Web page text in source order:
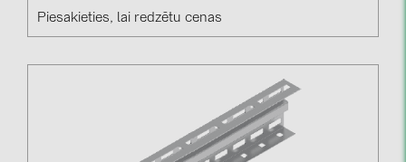
Piesakieties, lai redzētu cenas